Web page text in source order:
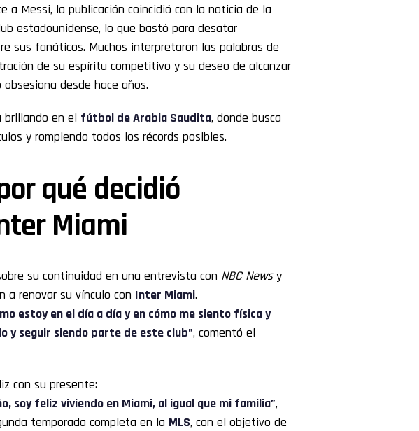
a Messi, la publicación coincidió con la noticia de la
estadounidense, lo que bastó para desatar
sus fanáticos. Muchos interpretaron las palabras de
de su espíritu competitivo y su deseo de alcanzar
desde hace años.
en el fútbol de Arabia Saudita, donde busca
y rompiendo todos los récords posibles.
qué decidió
Miami
su continuidad en una entrevista con NBC Newsy
a renovar su vínculo con Inter Miami.
estoy en el día a día y en cómo me siento física y
y seguir siendo parte de este club”, comentó el
con su presente:
soy feliz viviendo en Miami, al igual que mi familia”,
temporada completa en la MLS, con el objetivo de